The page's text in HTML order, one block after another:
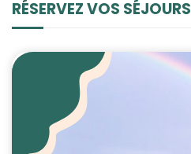
RÉSERVEZ VOS SÉJOURS